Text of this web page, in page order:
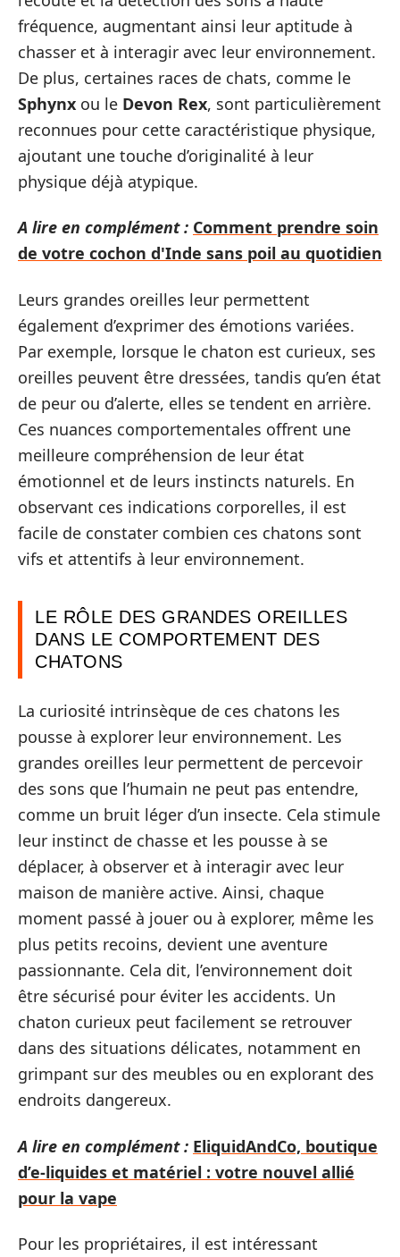
fréquence, augmentant ainsi leur aptitude à
chasser et à interagir avec leur environnement.
De plus, certaines races de chats, comme le
Sphynx ou le Devon Rex, sont particulièrement
reconnues pour cette caractéristique physique,
ajoutant une touche d’originalité à leur
physique déjà atypique.
A lire en complément : Comment prendre soin
de votre cochon d'Inde sans poil au quotidien
Leurs grandes oreilles leur permettent
également d’exprimer des émotions variées.
Par exemple, lorsque le chaton est curieux, ses
oreilles peuvent être dressées, tandis qu’en état
de peur ou d’alerte, elles se tendent en arrière.
Ces nuances comportementales offrent une
meilleure compréhension de leur état
émotionnel et de leurs instincts naturels. En
observant ces indications corporelles, il est
facile de constater combien ces chatons sont
vifs et attentifs à leur environnement.
LE RÔLE DES GRANDES OREILLES
DANS LE COMPORTEMENT DES
CHATONS
La curiosité intrinsèque de ces chatons les
pousse à explorer leur environnement. Les
grandes oreilles leur permettent de percevoir
des sons que l’humain ne peut pas entendre,
comme un bruit léger d’un insecte. Cela stimule
leur instinct de chasse et les pousse à se
déplacer, à observer et à interagir avec leur
maison de manière active. Ainsi, chaque
moment passé à jouer ou à explorer, même les
plus petits recoins, devient une aventure
passionnante. Cela dit, l’environnement doit
être sécurisé pour éviter les accidents. Un
chaton curieux peut facilement se retrouver
dans des situations délicates, notamment en
grimpant sur des meubles ou en explorant des
endroits dangereux.
A lire en complément : EliquidAndCo, boutique
d’e-liquides et matériel : votre nouvel allié
pour la vape
Pour les propriétaires, il est intéressant